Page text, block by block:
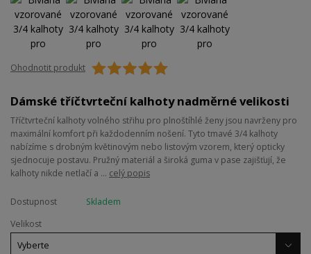
Ohodnotit produkt
Dámské tříčtvrteční kalhoty nadměrné velikosti
Tříčtvrteční kalhoty volného střihu pro plnoštíhlé ženy jsou navrženy pro
maximální komfort při každodenním nošení. Tyto tmavé 3/4 kalhoty
nabízíme s drobným květinovým nebo listovým vzorem, který opticky
sjednocuje postavu. Pružný materiál a široká guma v pase zajišťují, že
kalhoty nikde netlačí a ... celý popis
Dostupnost
Skladem
Velikost